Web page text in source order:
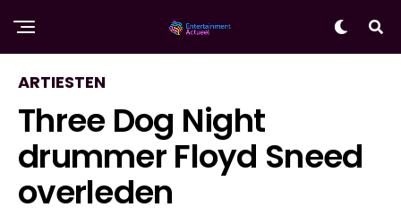
ARTIESTEN
Three Dog Night
drummer Floyd Sneed
overleden